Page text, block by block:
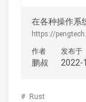
在各种操作系
https://
作者
鹏叔
发布于
2022-
# Rust